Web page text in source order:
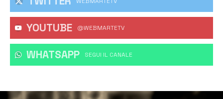
YOUTUBE @WEBMARTETV
WHATSAPP ‎SEGUI IL CANALE